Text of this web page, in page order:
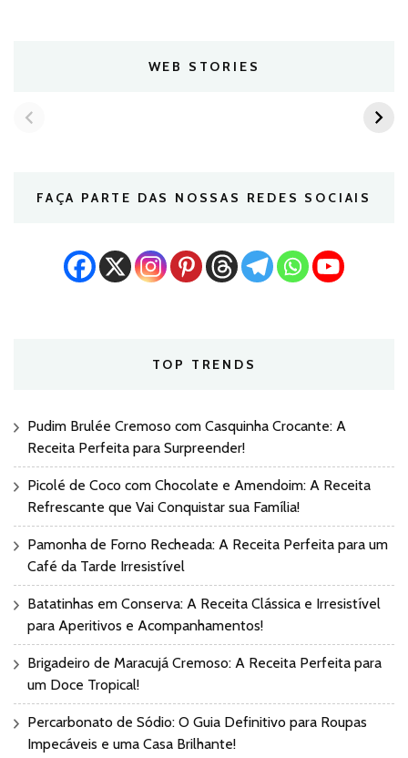
WEB STORIES
FAÇA PARTE DAS NOSSAS REDES SOCIAIS
TOP TRENDS
Pudim Brulée Cremoso com Casquinha Crocante: A
Receita Perfeita para Surpreender!
Picolé de Coco com Chocolate e Amendoim: A Receita
Refrescante que Vai Conquistar sua Família!
Pamonha de Forno Recheada: A Receita Perfeita para um
Café da Tarde Irresistível
Batatinhas em Conserva: A Receita Clássica e Irresistível
para Aperitivos e Acompanhamentos!
Brigadeiro de Maracujá Cremoso: A Receita Perfeita para
um Doce Tropical!
Percarbonato de Sódio: O Guia Definitivo para Roupas
Impecáveis e uma Casa Brilhante!